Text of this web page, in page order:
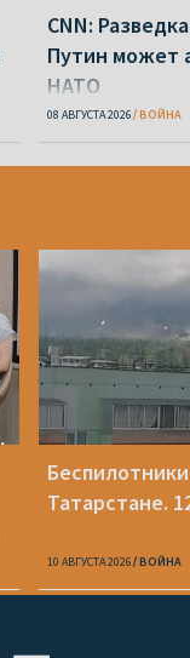
CNN:
Путин может
НАТО
08 АВГУСТА 2026 ВОЙНА
Татарстане.
10 АВГУСТА 2026 ВОЙНА